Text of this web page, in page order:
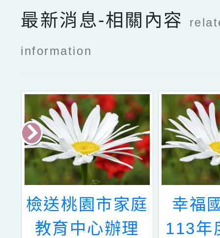
最新消息-相關內容
information
檢送桃園市家庭
教育中心辦理
幸福
113年